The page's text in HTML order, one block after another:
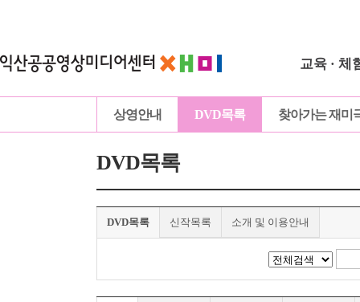
교육 · 체
상영안내 DVD목록 찾아가는 재미
DVD목록
DVD목록 신작목록 소개 및 이용안내